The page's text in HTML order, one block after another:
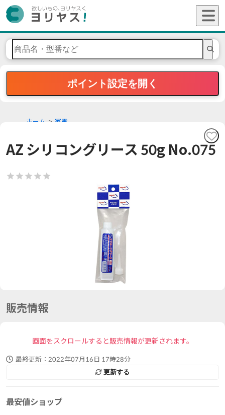
ポイント設定を開く
ホーム 家電
AZ シリコングリース 50g No.075
販売情報
画面をスクロールすると販売情報が更新されます。
最終更新： 2022年07月16日 17時28分
更新する
最安値ショップ